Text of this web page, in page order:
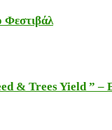
Φεστιβάλ
& Trees Yield ” –